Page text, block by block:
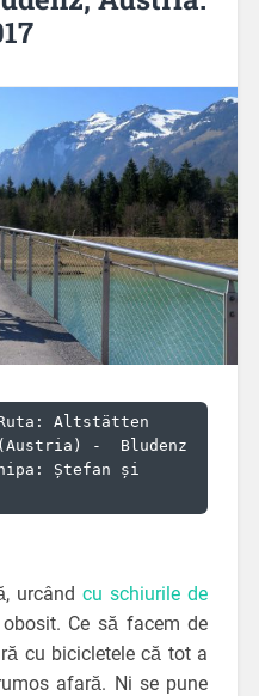
Altstätten
-  Bludenz
Ștefan și
urcândcu schiurile de
Ce să facem de
cu bicicletele că tot a
afară. Ni se pune